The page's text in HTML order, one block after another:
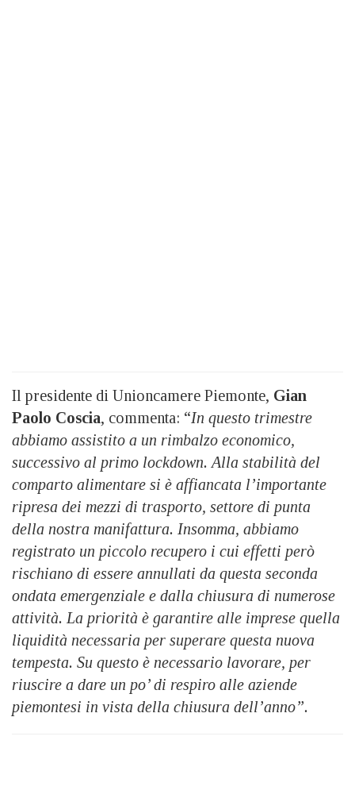
Il presidente di Unioncamere Piemonte, Gian
Paolo Coscia, commenta: “In questo trimestre
abbiamo assistito a un rimbalzo economico,
successivo al primo lockdown. Alla stabilità del
comparto alimentare si è affiancata l’importante
ripresa dei mezzi di trasporto, settore di punta
della nostra manifattura. Insomma, abbiamo
registrato un piccolo recupero i cui effetti però
rischiano di essere annullati da questa seconda
ondata emergenziale e dalla chiusura di numerose
attività. La priorità è garantire alle imprese quella
liquidità necessaria per superare questa nuova
tempesta. Su questo è necessario lavorare, per
riuscire a dare un po’ di respiro alle aziende
piemontesi in vista della chiusura dell’anno”.